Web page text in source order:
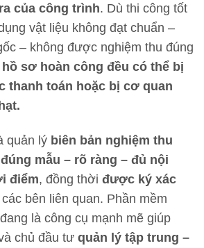
của công trình. Dù thi công tốt
vật liệu không đạt chuẩn –
– không được nghiệm thu đúng
sơ hoàn công đều có thể bị
thanh toán hoặc bị cơ quan
quản lý biên bản nghiệm thu
đúng mẫu – rõ ràng – đủ nội
điểm, đồng thời được ký xác
bên liên quan. Phần mềm
đang là công cụ mạnh mẽ giúp
chủ đầu tư quản lý tập trung –